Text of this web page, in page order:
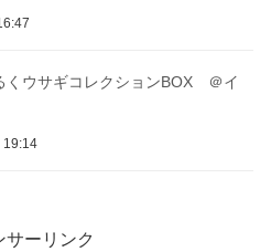
ウサギコレクションBOX ＠イ
19:14
サーリンク